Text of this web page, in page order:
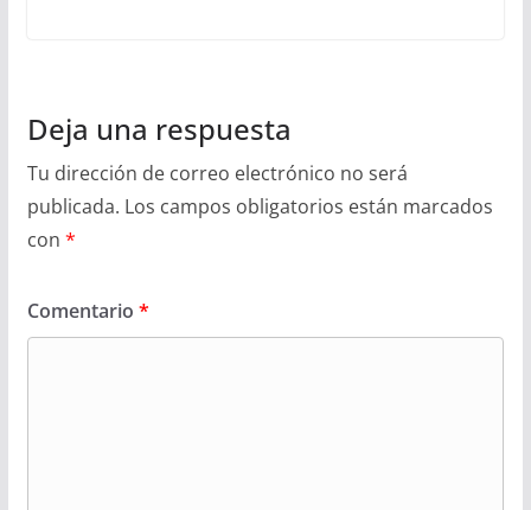
Deja una respuesta
Tu dirección de correo electrónico no será
publicada. Los campos obligatorios están marcados
con *
Comentario *